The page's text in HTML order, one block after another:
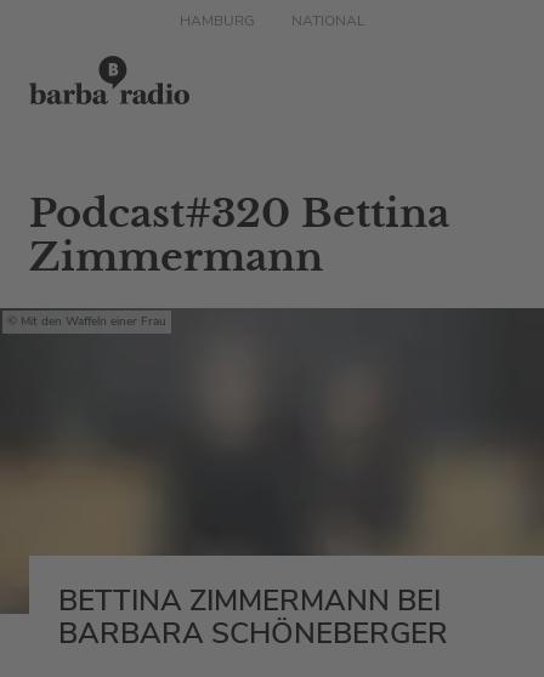
HAMBURG NATIONAL
Podcast#320 Bettina
Zimmermann
Mit den Waffeln einer Frau
BETTINA ZIMMERMANN BEI
BARBARA SCHÖNEBERGER